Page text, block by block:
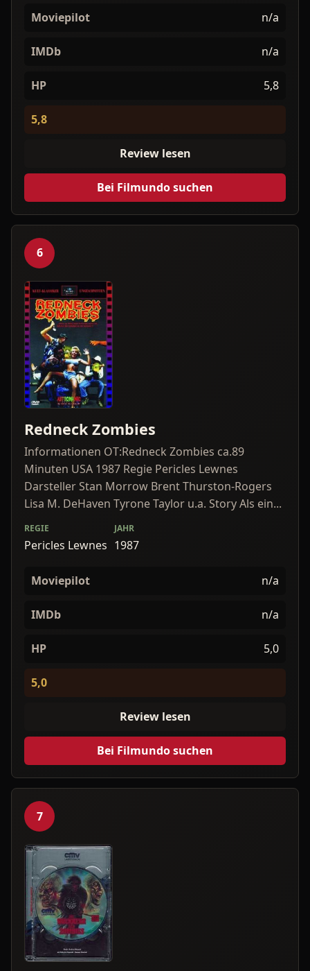
Moviepilot n/a
IMDb n/a
HP 5,8
5,8
Review lesen
Bei Filmundo suchen
6
Redneck Zombies
Informationen OT:Redneck Zombies ca.89
Minuten USA 1987 Regie Pericles Lewnes
Darsteller Stan Morrow Brent Thurston-Rogers
Lisa M. DeHaven Tyrone Taylor u.a. Story Als ein...
REGIE
Pericles Lewnes
JAHR
1987
Moviepilot n/a
IMDb n/a
HP 5,0
5,0
Review lesen
Bei Filmundo suchen
7